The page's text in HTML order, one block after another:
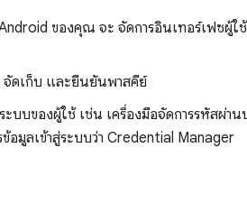
ของคุณ จะ จัดการอินเทอร์เฟซผู้ใ
จัดเก็บ และยืนยันพาสคีย์
บบของผู้ใช้ เช่น เครื่องมือจัดการรหัสผ่า
ข้อมูลเข้าสู่ระบบว่า Credential Manager